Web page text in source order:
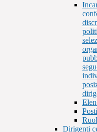
Dirigenti